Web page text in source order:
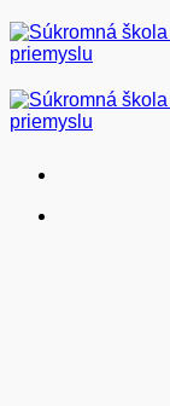
Skip
to
content